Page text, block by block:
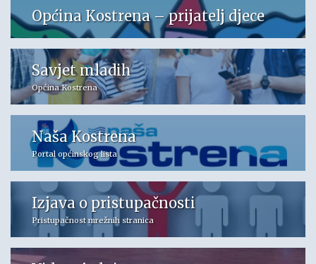
Općina Kostrena – prijatelj djece
Savjet mladih
Općina Kostrena
Naša Kostrena
Portal općinskog lista
Izjava o pristupačnosti
Pristupačnost mrežnih stranica